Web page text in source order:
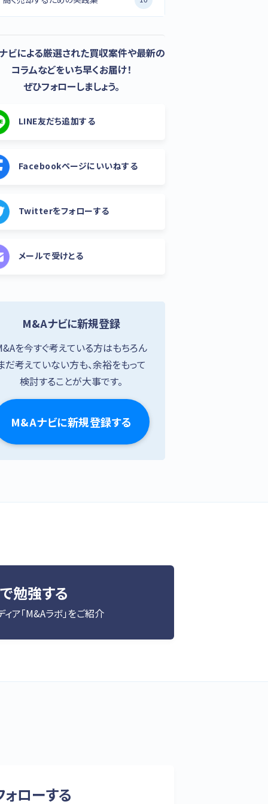
ビによる厳選された買収案件や最新の
コラムなどをいち早くお届け！
ぜひフォローしましょう。
LINE友だち追加する
Facebookページにいいねする
Twitterをフォローする
メールで受けとる
M&Aナビに新規登録
を今すぐ考えている方はもちろん
だ考えていない方も、余裕をもって
検討することが大事です。
M&Aナビに新規登録する
勉強する
ア「M&Aラボ」をご紹介
ローする